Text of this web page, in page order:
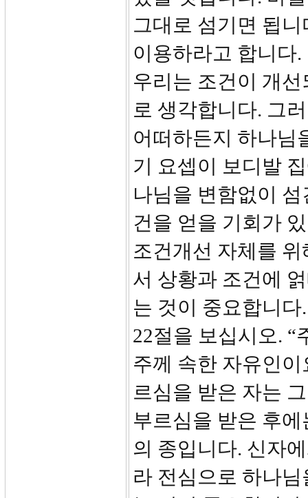
그대로 섬기면 됩
이용하라고 합니다.
우리는 조건이 개
로 생각합니다. 그
어떠하든지 하나님
기 요셉이 보디발
나님을 변함없이
건을 얻을 기회가
조건개선 자체를
서 상황과 조건에
는 것이 중요합니다.
22절을 보십시오. “
주께 속한 자유인
르심을 받은 자는
부르심을 받은 후
의 종입니다. 신자
라 전심으로 하나